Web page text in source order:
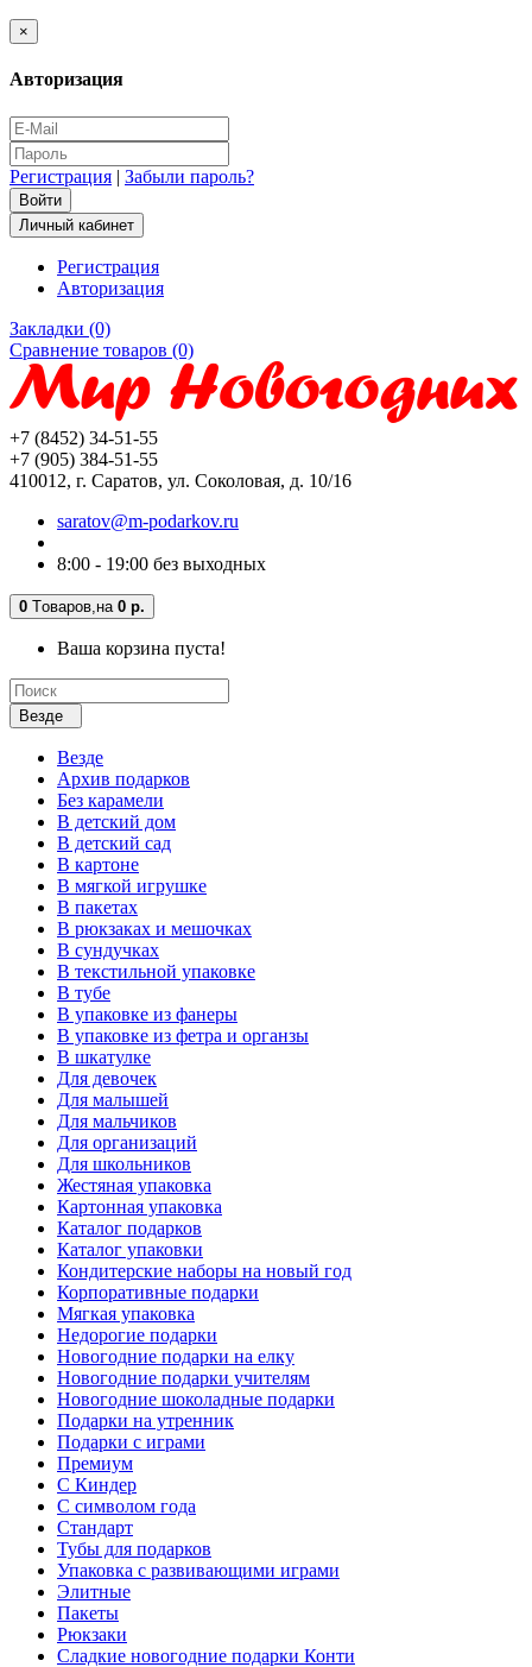
×
Авторизация
Регистрация | Забыли пароль?
Личный кабинет
Регистрация
Авторизация
Закладки (0)
Сравнение товаров (0)
+7 (8452) 34-51-55
+7 (905) 384-51-55
410012, г. Саратов, ул. Соколовая, д. 10/16
saratov@m-podarkov.ru
8:00 - 19:00 без выходных
0 Tоваров, на 0 р.
Ваша корзина пуста!
Везде
Везде
Архив подарков
Без карамели
В детский дом
В детский сад
В картоне
В мягкой игрушке
В пакетах
В рюкзаках и мешочках
В сундучках
В текстильной упаковке
В тубе
В упаковке из фанеры
В упаковке из фетра и органзы
В шкатулке
Для девочек
Для малышей
Для мальчиков
Для организаций
Для школьников
Жестяная упаковка
Картонная упаковка
Каталог подарков
Каталог упаковки
Кондитерские наборы на новый год
Корпоративные подарки
Мягкая упаковка
Недорогие подарки
Новогодние подарки на елку
Новогодние подарки учителям
Новогодние шоколадные подарки
Подарки на утренник
Подарки с играми
Премиум
С Киндер
С символом года
Стандарт
Тубы для подарков
Упаковка с развивающими играми
Элитные
Пакеты
Рюкзаки
Сладкие новогодние подарки Конти